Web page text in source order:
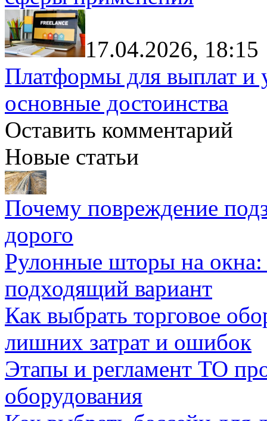
17.04.2026, 18:15
Платформы для выплат и
основные достоинства
Оставить комментарий
Новые статьи
Почему повреждение
дорого
Рулонные шторы на
подходящий вариант
Как выбрать торговое
лишних затрат и ошибок
Этапы и регламент ТО
оборудования